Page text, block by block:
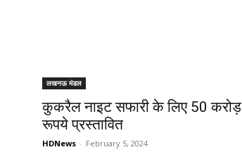
लखनऊ मंडल
कुकरैल नाइट सफारी के लिए 50 करोड़
रूपये प्रस्तावित
HDNews - February 5, 2024